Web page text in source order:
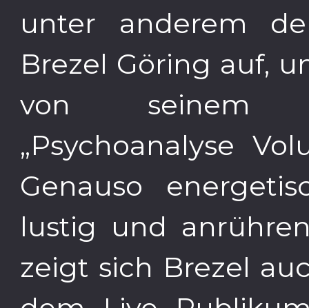
unter anderem
Brezel Göring auf,
von seinem
„Psychoanalyse
Genauso
lustig und
zeigt sich Brezel